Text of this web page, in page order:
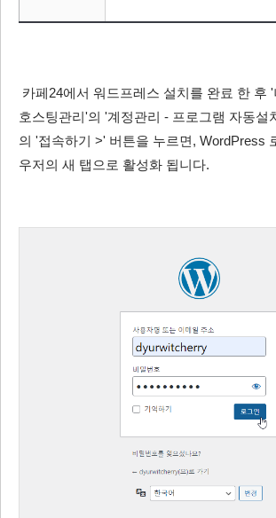
카페24에서 워드프레스 설치를 완료 한 후
호스팅관리'의 '계정관리 - 프로그램 자동
의 '접속하기 >' 버튼을 누르면, WordPress
우저의 새 탭으로 활성화 됩니다.